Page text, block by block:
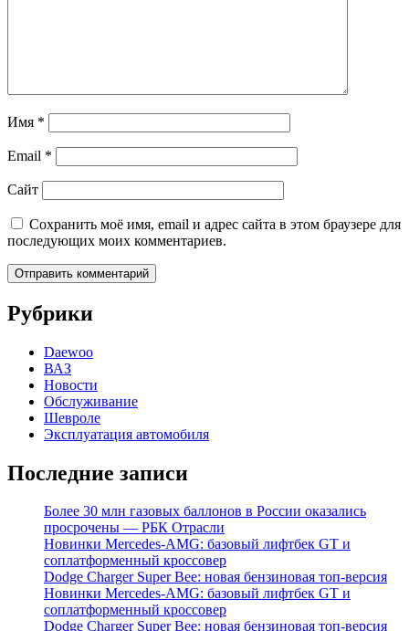
Имя *
Email *
Сайт
Сохранить моё имя, email и адрес сайта в этом браузере для
последующих моих комментариев.
Рубрики
Daewoo
ВАЗ
Новости
Обслуживание
Шевроле
Эксплуатация автомобиля
Последние записи
Более 30 млн газовых баллонов в России оказались
просрочены — РБК Отрасли
Новинки Mercedes-AMG: базовый лифтбек GT и
соплатформенный кроссовер
Dodge Charger Super Bee: новая бензиновая топ-версия
Новинки Mercedes-AMG: базовый лифтбек GT и
соплатформенный кроссовер
Dodge Charger Super Bee: новая бензиновая топ-версия